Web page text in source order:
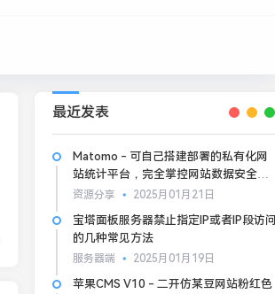
最近发表
Matomo - 可自己搭建部署的私有化网
站统计平台，完全掌控网站数据安全和
隐私
资源分享 2025月01月21日
宝塔面板服务器禁止指定IP或者IP段访问
的几种常见方法
服务器端 2025月01月19日
苹果CMS V10 - 二开仿某豆网站粉红色